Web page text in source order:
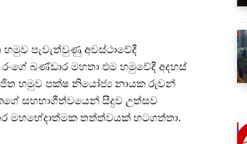
පැවැත්වුණු අවස්ථාවේදී
බණ්ඩාර මහතා එම හමුවේදී අදහස්
හමුව පක්ෂ නියෝජ්‍ය නායක රුවන්
සහභාගීත්වයෙන් සීදුව උත්සව
මහභේදාත්මක තත්ත්වයක් හටගත්තා.